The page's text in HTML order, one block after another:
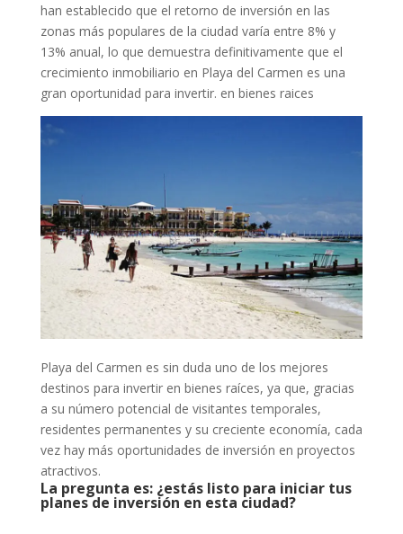
han establecido que el retorno de inversión en las
zonas más populares de la ciudad varía entre 8% y
13% anual, lo que demuestra definitivamente que el
crecimiento inmobiliario en Playa del Carmen es una
gran oportunidad para invertir. en bienes raices
Playa del Carmen es sin duda uno de los mejores
destinos para invertir en bienes raíces, ya que, gracias
a su número potencial de visitantes temporales,
residentes permanentes y su creciente economía, cada
vez hay más oportunidades de inversión en proyectos
atractivos.
La pregunta es: ¿estás listo para iniciar tus
planes de inversión en esta ciudad?